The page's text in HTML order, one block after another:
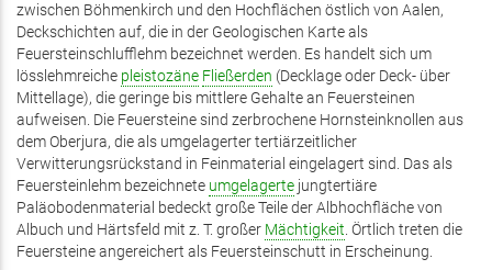
zwischen Böhmenkirch und den Hochflächen östlich von Aalen,
Deckschichten auf, die in der Geologischen Karte als
Feuersteinschlufflehm bezeichnet werden. Es handelt sich um
lösslehmreiche pleistozäne Fließerden (Decklage oder Deck- über
Mittellage), die geringe bis mittlere Gehalte an Feuersteinen
aufweisen. Die Feuersteine sind zerbrochene Hornsteinknollen aus
dem Oberjura, die als umgelagerter tertiärzeitlicher
Verwitterungsrückstand in Feinmaterial eingelagert sind. Das als
Feuersteinlehm bezeichnete umgelagerte jungtertiäre
Paläobodenmaterial bedeckt große Teile der Albhochfläche von
Albuch und Härtsfeld mit z. T. großer Mächtigkeit. Örtlich treten die
Feuersteine angereichert als Feuersteinschutt in Erscheinung.